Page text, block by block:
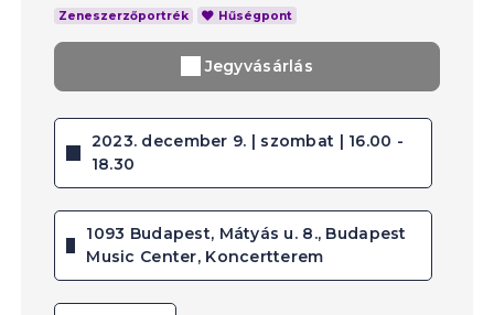
Zeneszerzőportrék Hűségpont
Jegyvásárlás
2023. december 9. | szombat | 16.00 -
18.30
1093 Budapest, Mátyás u. 8., Budapest
Music Center, Koncertterem